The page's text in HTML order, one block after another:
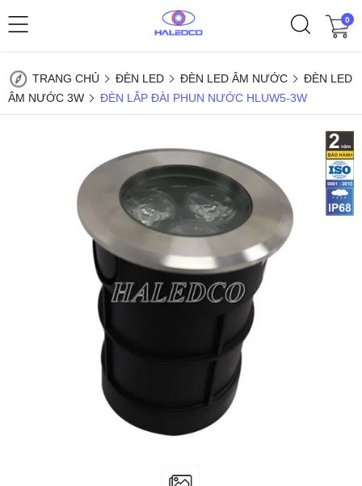
0
TRANG CHỦ ĐÈN LED ĐÈN LED ÂM NƯỚC
ĐÈN LED
ÂM NƯỚC 3W
ĐÈN LẮP ĐÀI PHUN NƯỚC HLUW5-3W